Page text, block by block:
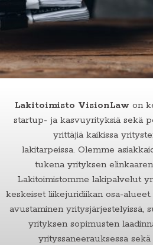
Lakitoimisto VisionLaw on
startup- ja kasvuyrityksiä sekä
yrittäjiä kaikissa
lakitarpeissa. Olemme
tukena yrityksen elinkaaren
Lakitoimistomme lakipalvelut
keskeiset liikejuridiikan osa-
avustaminen yritysjärjestelyissä,
yrityksen sopimusten
yrityssaneerauksessa sekä